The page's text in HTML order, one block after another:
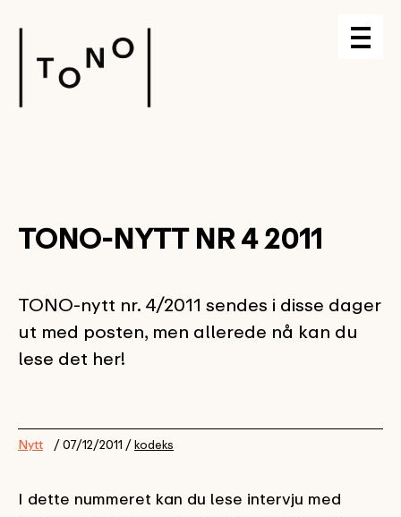
TONO-NYTT NR 4 2011
TONO-nytt nr. 4/2011 sendes i disse dager
ut med posten, men allerede nå kan du
lese det her!
Nytt / 07/12/2011 /kodeks
I dette nummeret kan du lese intervju med